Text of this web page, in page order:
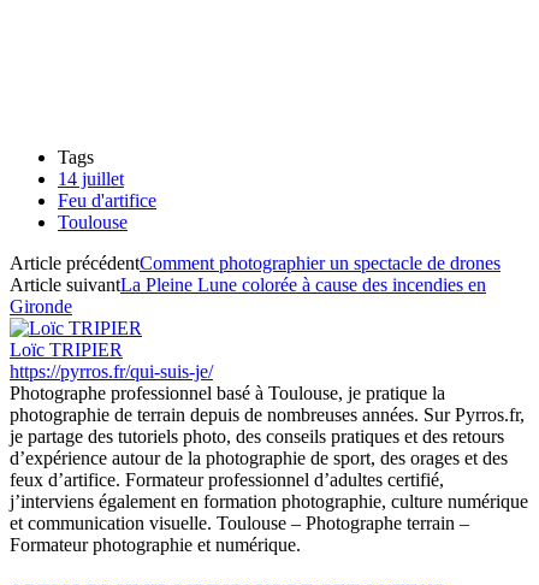
Tags
14 juillet
Feu d'artifice
Toulouse
Article précédentComment photographier un spectacle de drones
Article suivantLa Pleine Lune colorée à cause des incendies en
Gironde
Loïc TRIPIER
https://pyrros.fr/qui-suis-je/
Photographe professionnel basé à Toulouse, je pratique la
photographie de terrain depuis de nombreuses années. Sur Pyrros.fr,
je partage des tutoriels photo, des conseils pratiques et des retours
d’expérience autour de la photographie de sport, des orages et des
feux d’artifice. Formateur professionnel d’adultes certifié,
j’interviens également en formation photographie, culture numérique
et communication visuelle. Toulouse – Photographe terrain –
Formateur photographie et numérique.